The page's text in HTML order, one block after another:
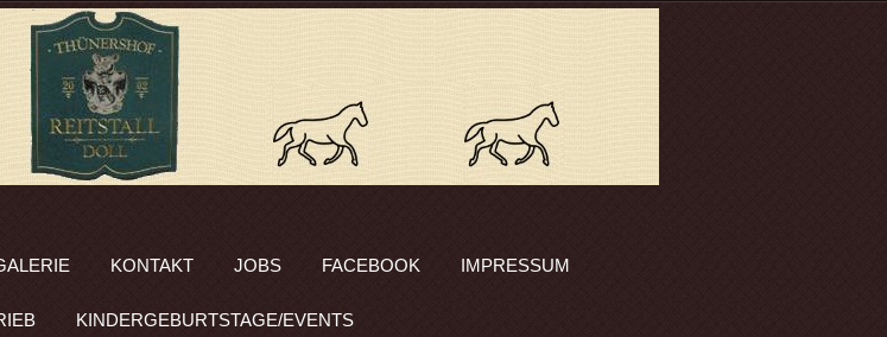
KONTAKT JOBS FACEBOOK IMPRESSUM
KINDERGEBURTSTAGE/EVENTS